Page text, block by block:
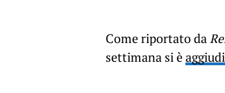
Come riportato da
settimana si è